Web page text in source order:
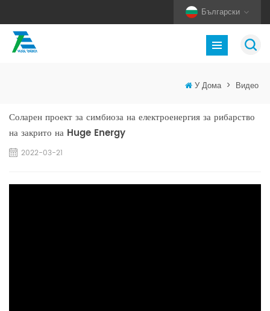
Български
У Дома > Видео
Соларен проект за симбиоза на електроенергия за рибарство
на закрито на Huge Energy
2022-03-21